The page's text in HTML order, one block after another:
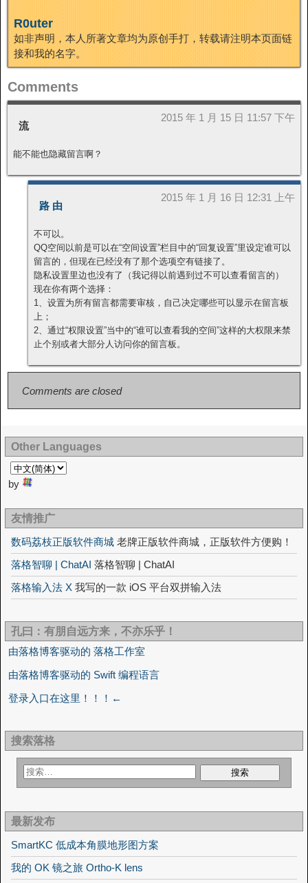
R0uter
如非声明，本人所著文章均为原创手打，转载请注明本页面链
接和我的名字。
Comments
流
2015 年 1 月 15 日 11:57 下午
能不能也隐藏留言啊？
路 由
2015 年 1 月 16 日 12:31 上午
不可以。
QQ空间以前是可以在“空间设置”栏目中的“回复设置”里设定谁可以
留言的，但现在已经没有了那个选项空有链接了。
隐私设置里边也没有了（我记得以前遇到过不可以查看留言的）
现在你有两个选择：
1、设置为所有留言都需要审核，自己决定哪些可以显示在留言板
上；
2、通过“权限设置”当中的“谁可以查看我的空间”这样的大权限来禁
止个别或者大部分人访问你的留言板。
Comments are closed
Other Languages
by
友情推广
数码荔枝正版软件商城 老牌正版软件商城，正版软件方便购！
落格智聊 | ChatAI 落格智聊 | ChatAI
落格输入法 X 我写的一款 iOS 平台双拼输入法
孔曰：有朋自远方来，不亦乐乎！
由落格博客驱动的 落格工作室
由落格博客驱动的 Swift 编程语言
登录入口在这里！！！←
搜索落格
最新发布
SmartKC 低成本角膜地形图方案
我的 OK 镜之旅 Ortho-K lens